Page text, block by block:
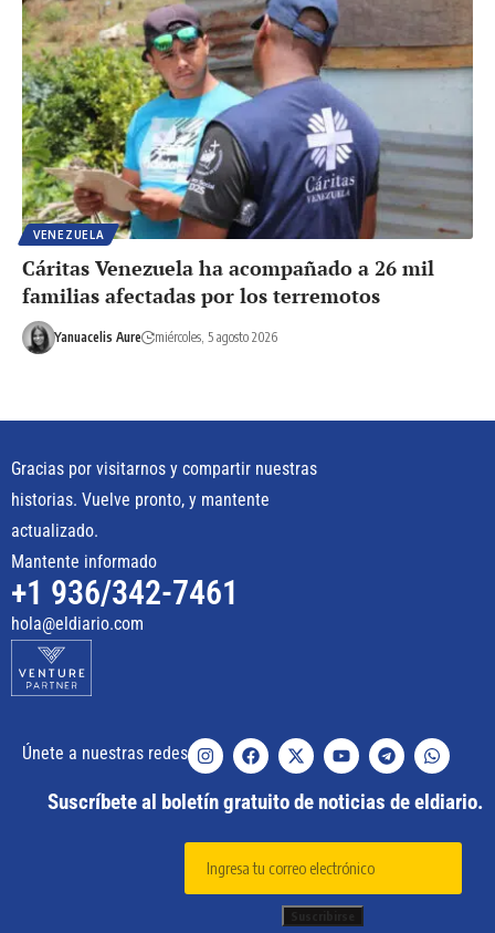
VENEZUELA
Cáritas Venezuela ha acompañado a 26 mil
familias afectadas por los terremotos
Yanuacelis Aure miércoles, 5 agosto 2026
Gracias por visitarnos y compartir nuestras
historias. Vuelve pronto, y mantente
actualizado.
Mantente informado
+1 936/342-7461
hola@eldiario.com
Únete a nuestras redes
Suscríbete al boletín gratuito de noticias de eldiario.